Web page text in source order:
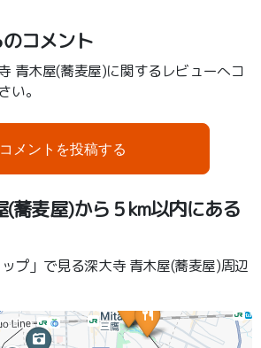
コメント
青木屋(蕎麦屋)に関するレビューへコ
い。
コメントを投稿する
(蕎麦屋)から５km以内にある
ップ」で見る深大寺 青木屋(蕎麦屋)周辺